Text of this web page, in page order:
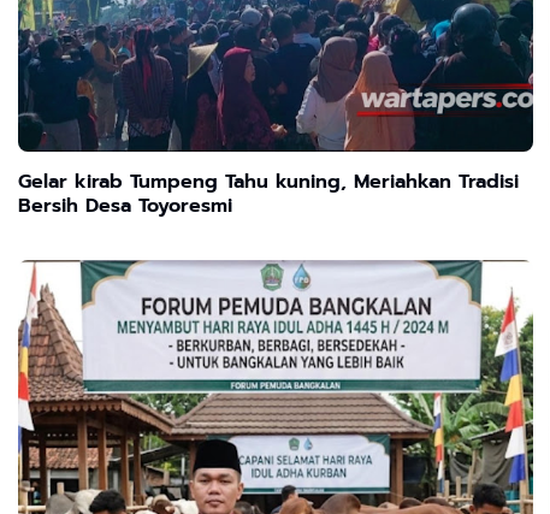
Gelar kirab Tumpeng Tahu kuning, Meriahkan Tradisi
Bersih Desa Toyoresmi